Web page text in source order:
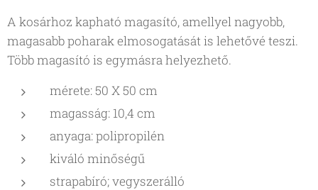
A kosárhoz kapható magasító, amellyel nagyobb,
magasabb poharak elmosogatását is lehetővé teszi.
Több magasító is egymásra helyezhető.
mérete: 50 X 50 cm
magasság: 10,4 cm
anyaga: polipropilén
kiváló minőségű
strapabíró; vegyszerálló